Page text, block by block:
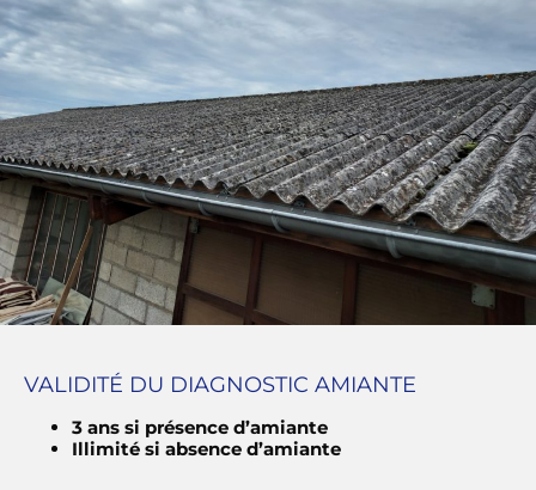
VALIDITÉ DU DIAGNOSTIC AMIANTE
3 ans si présence d’amiante
Illimité si absence d’amiante